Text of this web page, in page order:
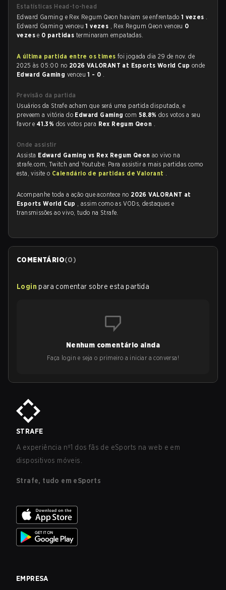
Estatísticas Head-to-head
Edward Gaming e Rex Regum Qeon haviam se enfrentado 1 vezes .
Edward Gaming venceu1 vezes , Rex Regum Qeon venceu 0
vezese 0 partidas terminaram empatadas.
A última partida entre os times foi jogada dia 29 de nov. de
2025 às 05:00 no 2026 VALORANT at Esports World Cup onde
Edward Gaming venceu1 - 0 .
Previsão da partida
Usuários da Strafe acham que será uma partida disputada, e
preveem a vitória do Edward Gamingcom 58.8%dos votos a seu
favor e41.3% dos votos para Rex Regum Qeon .
Onde assistir
Assista Edward Gaming vs Rex Regum Qeonao vivo na
strafe.com, Twitch and Youtube. Para assistir a mais partidas como
esta, visite o Calendário de partidas de Valorant .
Acompanhe toda a ação que acontece no 2026 VALORANT at
Esports World Cup , assim como as VODs, destaques e
transmissões ao vivo, tudo na Strafe.
COMENTÁRIO(0)
Login para comentar sobre esta partida
Nenhum comentário ainda
Faça login e seja o primeiro a iniciar a conversa!
STRAFE
A experiência nº1 dos fãs de eSports na web e em
dispositivos móveis.
Strafe, tudo em eSports
EMPRESA